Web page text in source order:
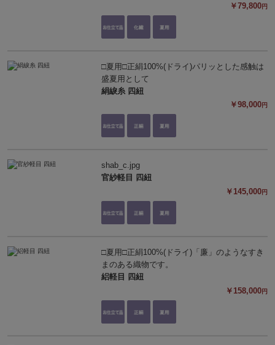
￥79,800円
□夏用□正絹100%(ドライ)パリッとした感触は
盛夏用として
絹綟糸 四紐
￥98,000円
shab_c.jpg
官紗軽目 四紐
￥145,000円
□夏用□正絹100%(ドライ)「廉」のようなすき
まのある織物です。
絽軽目 四紐
￥158,000円